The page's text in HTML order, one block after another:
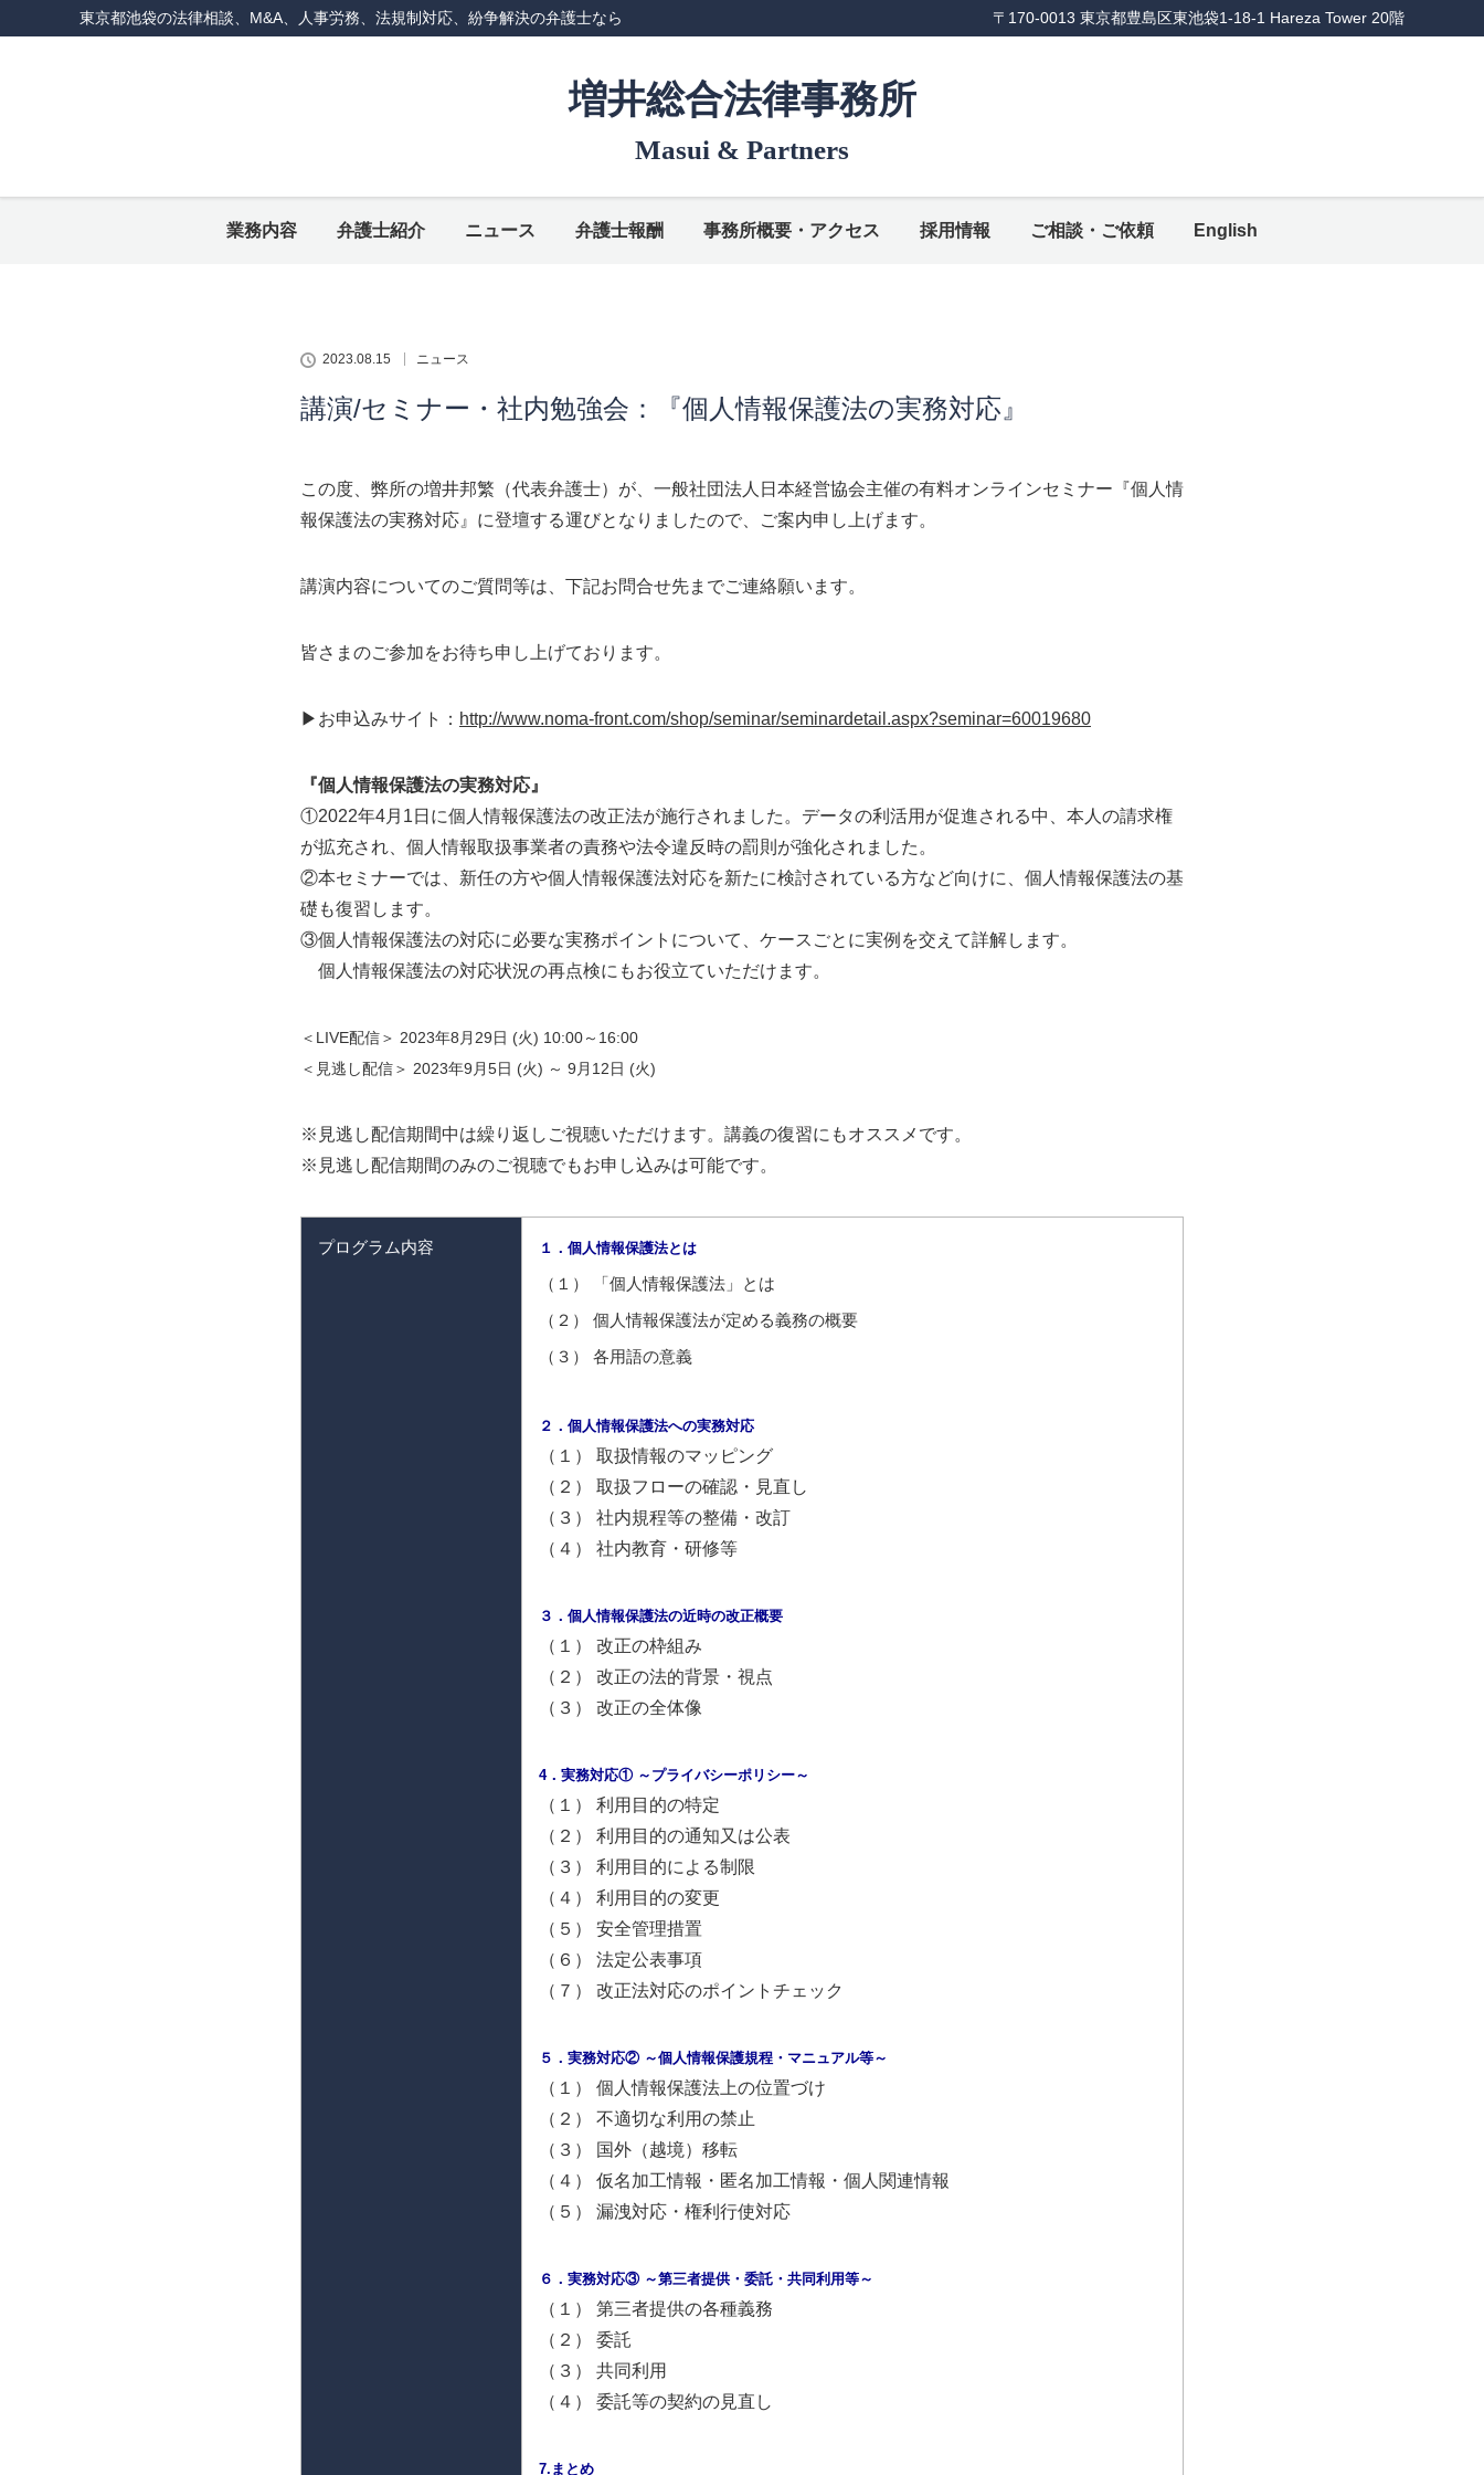
東京都池袋の法律相談、M&A、人事労務、法規制対応、紛争解決の弁護士なら 〒170-0013 東京都豊島区東池袋1-18-1 Hareza Tower 20階
増井総合法律事務所
Masui & Partners
業務内容 弁護士紹介 ニュース 弁護士報酬 事務所概要・アクセス 採用情報 ご相談・ご依頼 English
2023.08.15 ニュース
講演/セミナー・社内勉強会：『個人情報保護法の実務対応』
この度、弊所の増井邦繁（代表弁護士）が、一般社団法人日本経営協会主催の有料オンラインセミナー『個人情
報保護法の実務対応』に登壇する運びとなりましたので、ご案内申し上げます。
講演内容についてのご質問等は、下記お問合せ先までご連絡願います。
皆さまのご参加をお待ち申し上げております。
▶お申込みサイト： http://www.noma-front.com/shop/seminar/seminardetail.aspx?seminar=60019680
『個人情報保護法の実務対応』
①2022年4月1日に個人情報保護法の改正法が施行されました。データの利活用が促進される中、本人の請求権
が拡充され、個人情報取扱事業者の責務や法令違反時の罰則が強化されました。
②本セミナーでは、新任の方や個人情報保護法対応を新たに検討されている方など向けに、個人情報保護法の基
礎も復習します。
③個人情報保護法の対応に必要な実務ポイントについて、ケースごとに実例を交えて詳解します。
個人情報保護法の対応状況の再点検にもお役立ていただけます。
＜LIVE配信＞ 2023年8月29日 (火) 10:00～16:00
＜見逃し配信＞ 2023年9月5日 (火) ～ 9月12日 (火)
※見逃し配信期間中は繰り返しご視聴いただけます。講義の復習にもオススメです。
※見逃し配信期間のみのご視聴でもお申し込みは可能です。
プログラム内容 １．個人情報保護法とは
（１） 「個人情報保護法」とは
（２） 個⼈情報保護法が定める義務の概要
（３） 各用語の意義
２．個人情報保護法への実務対応
（１） 取扱情報のマッピング
（２） 取扱フローの確認・見直し
（３） 社内規程等の整備・改訂
（４） 社内教育・研修等
３．個人情報保護法の近時の改正概要
（１） 改正の枠組み
（２） 改正の法的背景・視点
（３） 改正の全体像
4．実務対応① ～プライバシーポリシー～
（１） 利用目的の特定
（２） 利用目的の通知又は公表
（３） 利用目的による制限
（４） 利用目的の変更
（５） 安全管理措置
（６） 法定公表事項
（７） 改正法対応のポイントチェック
５．実務対応② ～個人情報保護規程・マニュアル等～
（１） 個人情報保護法上の位置づけ
（２） 不適切な利用の禁止
（３） 国外（越境）移転
（４） 仮名加工情報・匿名加工情報・個人関連情報
（５） 漏洩対応・権利行使対応
６．実務対応③ ～第三者提供・委託・共同利用等～
（１） 第三者提供の各種義務
（２） 委託
（３） 共同利用
（４） 委託等の契約の見直し
7.まとめ